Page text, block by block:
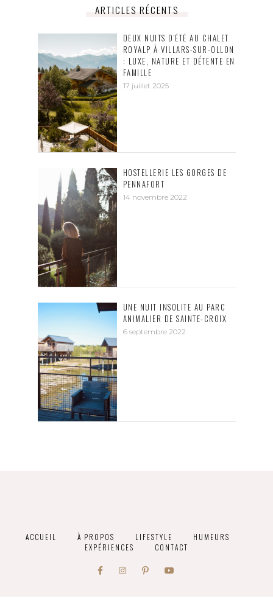
ARTICLES RÉCENTS
DEUX NUITS D’ÉTÉ AU CHALET
ROYALP À VILLARS-SUR-OLLON
: LUXE, NATURE ET DÉTENTE EN
FAMILLE
17 juillet 2025
HOSTELLERIE LES GORGES DE
PENNAFORT
14 novembre 2022
UNE NUIT INSOLITE AU PARC
ANIMALIER DE SAINTE-CROIX
6 septembre 2022
ACCUEIL À PROPOS LIFESTYLE
HUMEURS
EXPÉRIENCES
CONTACT